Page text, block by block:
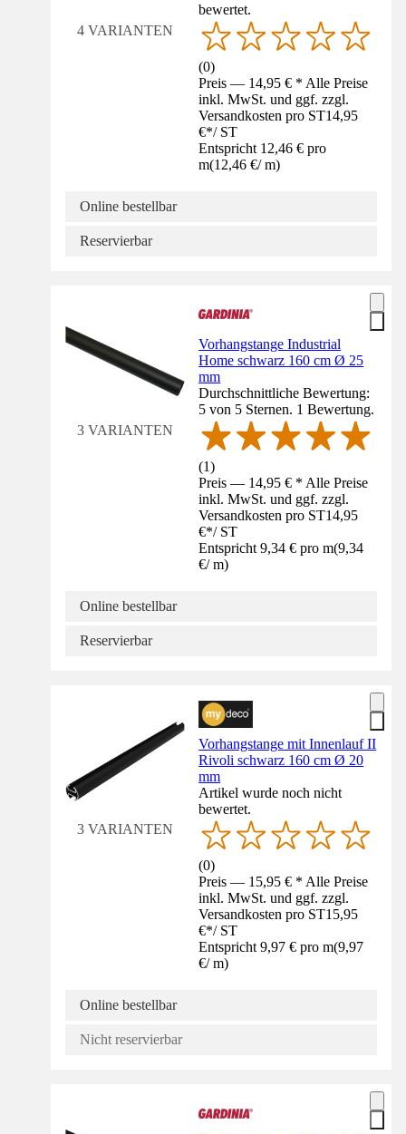
4 VARIANTEN
bewertet.
(0)
Preis — 14,95 € * Alle Preise
inkl. MwSt. und ggf. zzgl.
Versandkosten pro ST14,95
€*/ ST
Entspricht 12,46 € pro
m(12,46 €/ m)
Online bestellbar
Reservierbar
3 VARIANTEN
Vorhangstange Industrial
Home schwarz 160 cm Ø 25
mm
Durchschnittliche Bewertung:
5 von 5 Sternen. 1 Bewertung.
(1)
Preis — 14,95 € * Alle Preise
inkl. MwSt. und ggf. zzgl.
Versandkosten pro ST14,95
€*/ ST
Entspricht 9,34 € pro m(9,34
€/ m)
Online bestellbar
Reservierbar
3 VARIANTEN
Vorhangstange mit Innenlauf II
Rivoli schwarz 160 cm Ø 20
mm
Artikel wurde noch nicht
bewertet.
(0)
Preis — 15,95 € * Alle Preise
inkl. MwSt. und ggf. zzgl.
Versandkosten pro ST15,95
€*/ ST
Entspricht 9,97 € pro m(9,97
€/ m)
Online bestellbar
Nicht reservierbar